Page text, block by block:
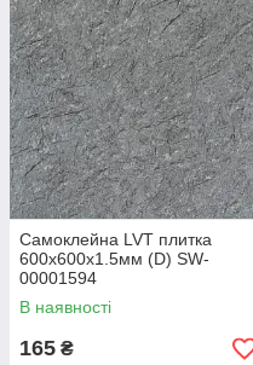
Самоклейна LVT плитка
600х600х1.5мм (D) SW-
00001594
В наявності
165 ₴